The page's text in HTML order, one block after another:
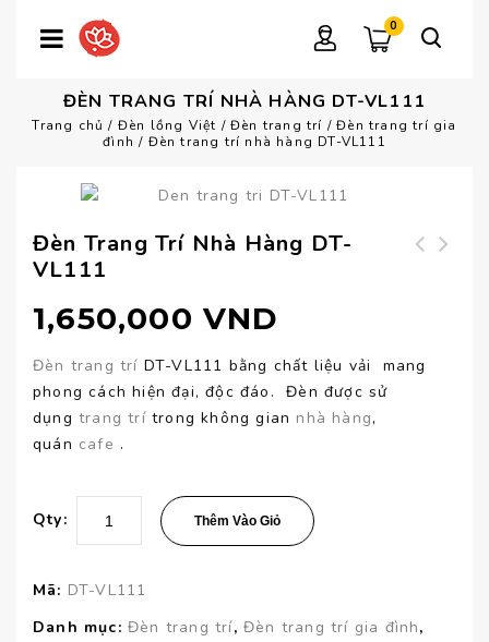
0
ĐÈN TRANG TRÍ NHÀ HÀNG DT-VL111
Trang chủ / Đèn lồng Việt / Đèn trang trí /Đèn trang trí gia
đình / Đèn trang trí nhà hàng DT-VL111
Đèn Trang Trí Nhà Hàng DT-
VL111
1,650,000 VND
Đèn trang trí DT-VL111 bằng chất liệu vải mang
phong cách hiện đại, độc đáo. Đèn được sử
dụng trang trítrong không gian nhà hàng,
quán cafe .
Qty: Thêm Vào Giỏ
Mã: DT-VL111
Danh mục: Đèn trang trí,Đèn trang trí gia đình,